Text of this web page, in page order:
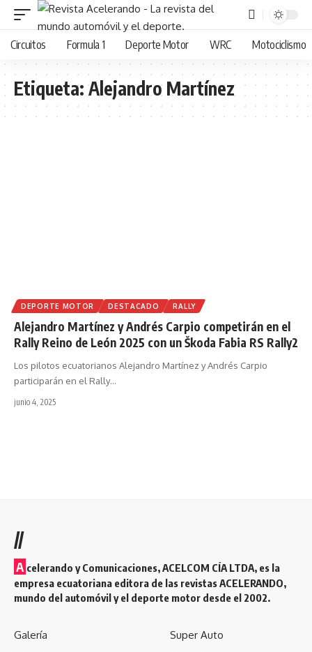
Circuitos Formula 1 Deporte Motor WRC Motociclismo
Etiqueta:Alejandro Martínez
DEPORTE MOTOR DESTACADO RALLY
Alejandro Martínez y Andrés Carpio competirán en el
Rally Reino de León 2025 con un Škoda Fabia RS Rally2
Los pilotos ecuatorianos Alejandro Martínez y Andrés Carpio
participarán en el Rally…
junio 4, 2025
//
A celerando y Comunicaciones, ACELCOM CÍA LTDA, es la
empresa ecuatoriana editora de las revistas ACELERANDO,
mundo del automóvil y el deporte motor desde el 2002.
Galería
Super Auto